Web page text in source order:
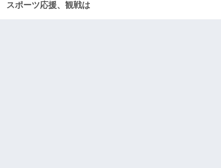
スポーツ応援、観戦は